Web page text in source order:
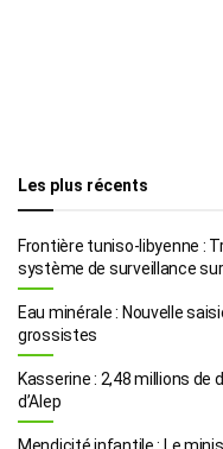
Les plus récents
Frontière tuniso-libyenne :
système de surveillance
Eau minérale : Nouvelle
grossistes
Kasserine : 2,48 millions
d’Alep